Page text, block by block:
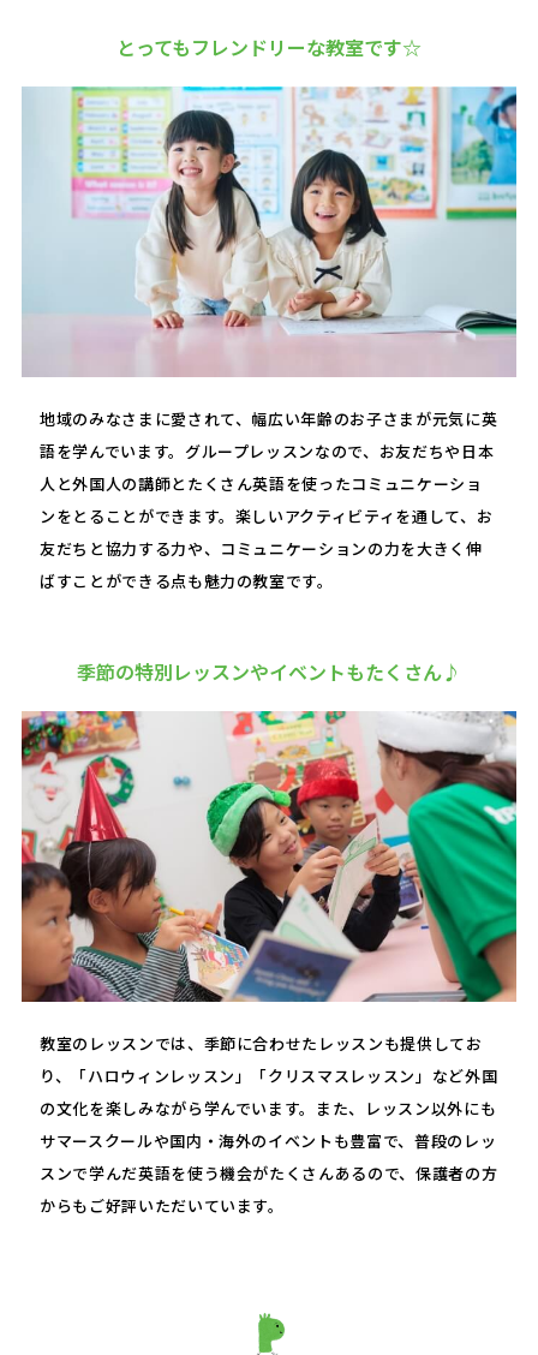
とってもフレンドリーな教室です☆
地域のみなさまに愛されて、幅広い年齢のお子さまが元気に英
語を学んでいます。グループレッスンなので、お友だちや日本
人と外国人の講師とたくさん英語を使ったコミュニケーショ
ンをとることができます。楽しいアクティビティを通して、お
友だちと協力する力や、コミュニケーションの力を大きく伸
ばすことができる点も魅力の教室です。
季節の特別レッスンやイベントもたくさん♪
教室のレッスンでは、季節に合わせたレッスンも提供してお
り、「ハロウィンレッスン」「クリスマスレッスン」など外国
の文化を楽しみながら学んでいます。また、レッスン以外にも
サマースクールや国内・海外のイベントも豊富で、普段のレッ
スンで学んだ英語を使う機会がたくさんあるので、保護者の方
からもご好評いただいています。